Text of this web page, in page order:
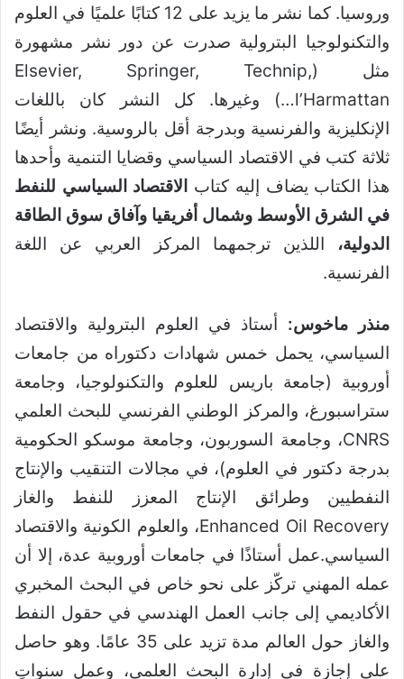
وروسيا. كما نشر ما يزيد على 12 كتابًا علميًا في العلوم
والتكنولوجيا البترولية صدرت عن دور نشر مشهورة
مثل (Elsevier, Springer, Technip,
l’Harmattan…) وغيرها. كل النشر كان باللغات
الإنكليزية والفرنسية وبدرجة أقل بالروسية. ونشر أيضًا
ثلاثة كتب في الاقتصاد السياسي وقضايا التنمية وأحدها
هذا الكتاب يضاف إليه كتاب
الاقتصاد السياسي للنفط
في الشرق الأوسط وشمال أفريقيا وآفاق سوق الطاقة
الدولية، اللذين ترجمهما المركز العربي عن اللغة
الفرنسية.
منذر ماخوس: أستاذ في العلوم البترولية والاقتصاد
السياسي، يحمل خمس شهادات دكتوراه من جامعات
أوروبية (جامعة باريس للعلوم والتكنولوجيا، وجامعة
ستراسبورغ، والمركز الوطني الفرنسي للبحث العلمي
CNRS، وجامعة السوربون، وجامعة موسكو الحكومية
بدرجة دكتور في العلوم)، في مجالات التنقيب والإنتاج
النفطيين وطرائق الإنتاج المعزز للنفط والغاز
Enhanced Oil Recovery، والعلوم الكونية والاقتصاد
السياسي.عمل أستاذًا في جامعات أوروبية عدة، إلا أن
عمله المهني تركّز على نحو خاص في البحث المخبري
الأكاديمي إلى جانب العمل الهندسي في حقول النفط
والغاز حول العالم مدة تزيد على 35 عامًا. وهو حاصل
على إجازة في إدارة البحث العلمي، وعمل سنواتٍ